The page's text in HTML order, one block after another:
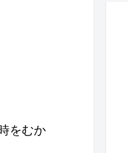
をむか